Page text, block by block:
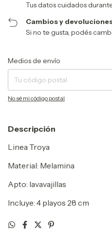
Tus datos cuidados
Cambios y
Si no te gusta, podés
Entregas para el CP:
Medios de envío
No sé mi código postal
Descripción
Linea Troya
Material: Melamina
Apto: lavavajillas
Incluye: 4 playos 28 cm